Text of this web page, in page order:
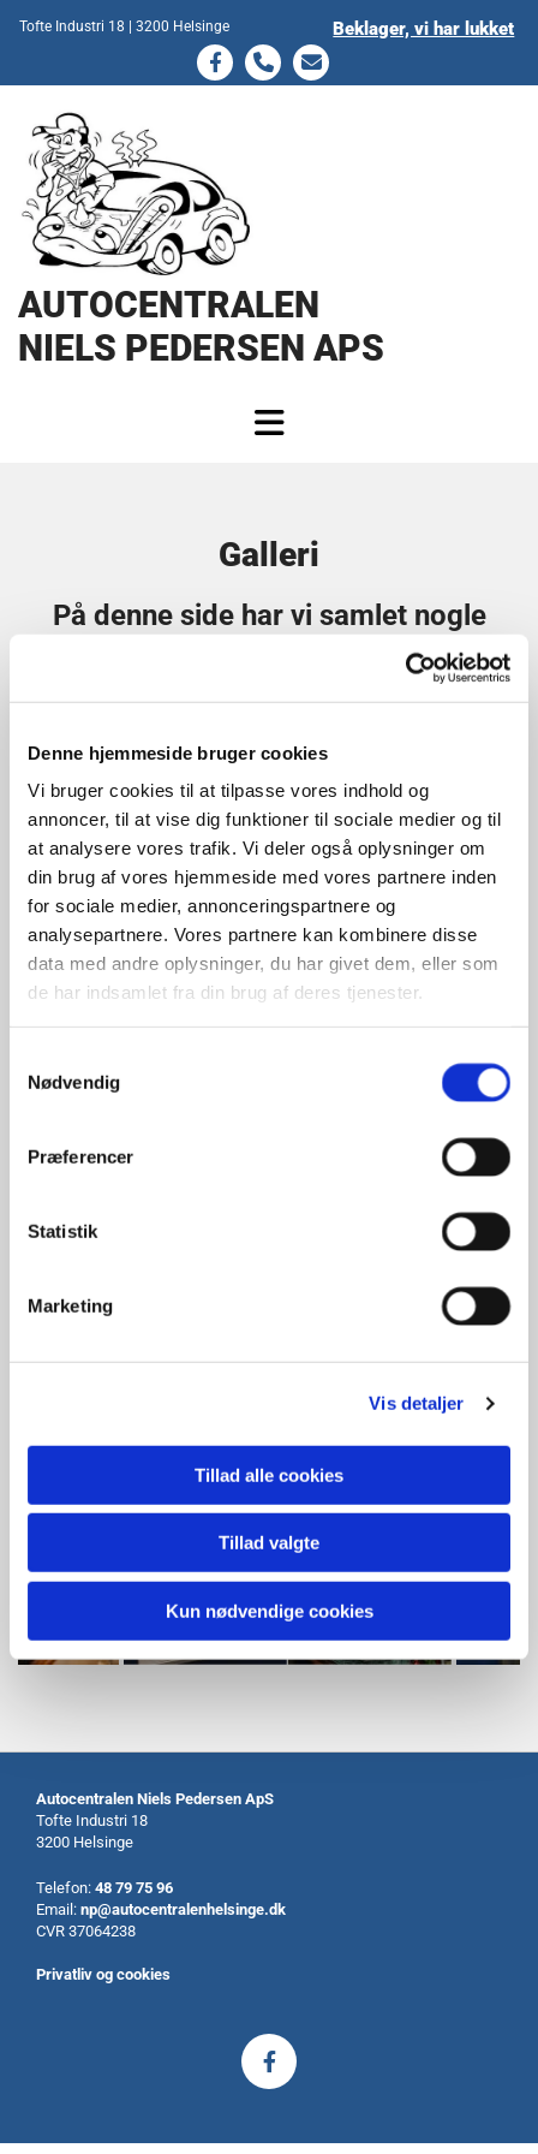
Denne hjemmeside bruger cookies
Vi bruger cookies til at tilpasse vores indhold og
annoncer, til at vise dig funktioner til sociale medier og til
at analysere vores trafik. Vi deler også oplysninger om
din brug af vores hjemmeside med vores partnere inden
for sociale medier, annonceringspartnere og
analysepartnere. Vores partnere kan kombinere disse
data med andre oplysninger, du har givet dem, eller som
de har indsamlet fra din brug af deres tjenester.
Nødvendig
Præferencer
Statistik
Marketing
Vis detaljer
Tillad alle cookies
Tillad valgte
Kun nødvendige cookies
Tofte Industri 18 | 3200 Helsinge Beklager, vi har lukket
AUTOCENTRALEN
NIELS PEDERSEN APS
Galleri
På denne side har vi samlet nogle
billeder og videoer som vi gerne vil
dele med vores kunder
Autocentralen Niels Pedersen ApS
Tofte Industri 18
3200 Helsinge
Telefon: 48 79 75 96
Email: np@autocentralenhelsinge.dk
CVR 37064238
Privatliv og cookies